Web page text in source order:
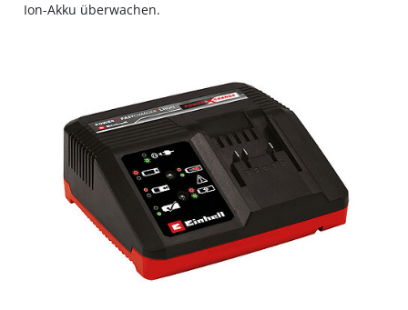
Ion-Akku überwachen.